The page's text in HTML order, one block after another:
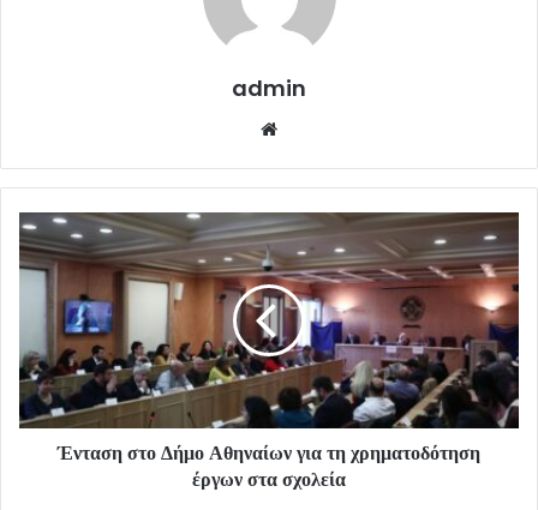
admin
Ένταση στο Δήμο Αθηναίων για τη χρηματοδότηση
έργων στα σχολεία